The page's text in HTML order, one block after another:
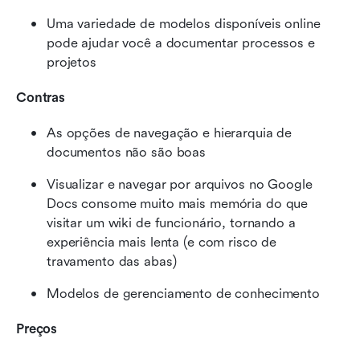
Uma variedade de modelos disponíveis online
pode ajudar você a documentar processos e
projetos
Contras
As opções de navegação e hierarquia de
documentos não são boas
Visualizar e navegar por arquivos no Google
Docs consome muito mais memória do que
visitar um wiki de funcionário, tornando a
experiência mais lenta (e com risco de
travamento das abas)
Modelos de gerenciamento de conhecimento
Preços